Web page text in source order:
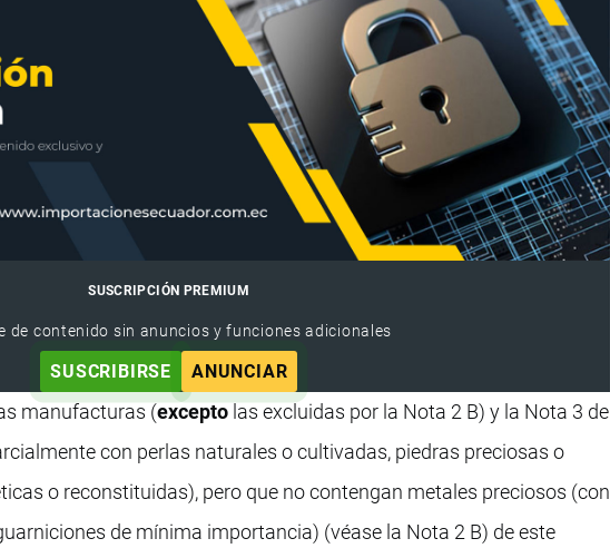
SUSCRIPCIÓN PREMIUM
de contenido sin anuncios y funciones adicionales
SUSCRIBIRSE ANUNCIAR
manufacturas (excepto las excluidas por la Nota 2 B) y la Nota 3 de
con perlas naturales o cultivadas, piedras preciosas o
o reconstituidas), pero que no contengan metales preciosos (con
de mínima importancia) (véase la Nota 2 B) de este